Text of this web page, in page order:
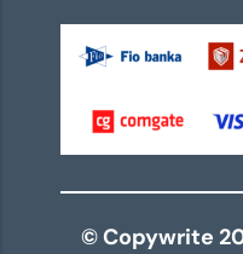
© Copywrite